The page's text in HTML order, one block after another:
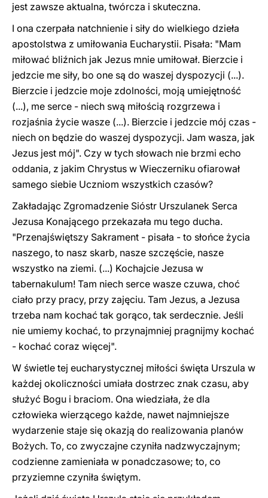
jest zawsze aktualna, twórcza i skuteczna.
I ona czerpała natchnienie i siły do wielkiego dzieła
apostolstwa z umiłowania Eucharystii. Pisała: "Mam
miłować bliźnich jak Jezus mnie umiłował. Bierzcie i
jedzcie me siły, bo one są do waszej dyspozycji (...).
Bierzcie i jedzcie moje zdolności, moją umiejętność
(...), me serce - niech swą miłością rozgrzewa i
rozjaśnia życie wasze (...). Bierzcie i jedzcie mój czas -
niech on będzie do waszej dyspozycji. Jam wasza, jak
Jezus jest mój". Czy w tych słowach nie brzmi echo
oddania, z jakim Chrystus w Wieczerniku ofiarował
samego siebie Uczniom wszystkich czasów?
Zakładając Zgromadzenie Sióstr Urszulanek Serca
Jezusa Konającego przekazała mu tego ducha.
"Przenajświętszy Sakrament - pisała - to słońce życia
naszego, to nasz skarb, nasze szczęście, nasze
wszystko na ziemi. (...) Kochajcie Jezusa w
tabernakulum! Tam niech serce wasze czuwa, choć
ciało przy pracy, przy zajęciu. Tam Jezus, a Jezusa
trzeba nam kochać tak gorąco, tak serdecznie. Jeśli
nie umiemy kochać, to przynajmniej pragnijmy kochać
- kochać coraz więcej".
W świetle tej eucharystycznej miłości święta Urszula w
każdej okoliczności umiała dostrzec znak czasu, aby
służyć Bogu i braciom. Ona wiedziała, że dla
człowieka wierzącego każde, nawet najmniejsze
wydarzenie staje się okazją do realizowania planów
Bożych. To, co zwyczajne czyniła nadzwyczajnym;
codzienne zamieniała w ponadczasowe; to, co
przyziemne czyniła świętym.